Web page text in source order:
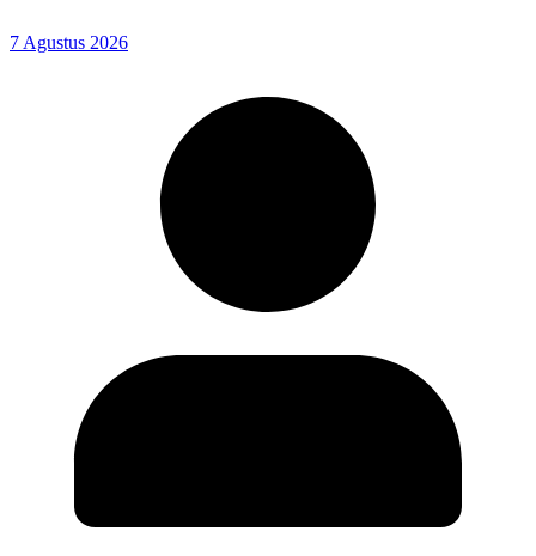
7 Agustus 2026